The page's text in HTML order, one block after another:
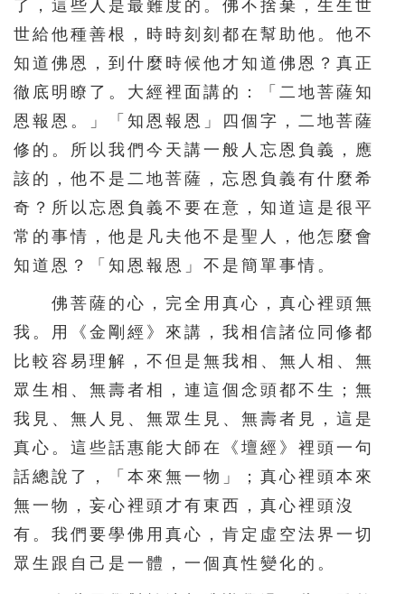
了，這些人是最難度的。佛不捨棄，生生世
世給他種善根，時時刻刻都在幫助他。他不
知道佛恩，到什麼時候他才知道佛恩？真正
徹底明瞭了。大經裡面講的：「二地菩薩知
恩報恩。」「知恩報恩」四個字，二地菩薩
修的。所以我們今天講一般人忘恩負義，應
該的，他不是二地菩薩，忘恩負義有什麼希
奇？所以忘恩負義不要在意，知道這是很平
常的事情，他是凡夫他不是聖人，他怎麼會
知道恩？「知恩報恩」不是簡單事情。
佛菩薩的心，完全用真心，真心裡頭無
我。用《金剛經》來講，我相信諸位同修都
比較容易理解，不但是無我相、無人相、無
眾生相、無壽者相，連這個念頭都不生；無
我見、無人見、無眾生見、無壽者見，這是
真心。這些話惠能大師在《壇經》裡頭一句
話總說了，「本來無一物」；真心裡頭本來
無一物，妄心裡頭才有東西，真心裡頭沒
有。我們要學佛用真心，肯定虛空法界一切
眾生跟自己是一體，一個真性變化的。